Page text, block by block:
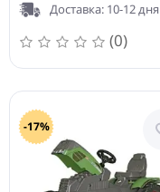
Доставка: 10-12 дня
(0)
-17%